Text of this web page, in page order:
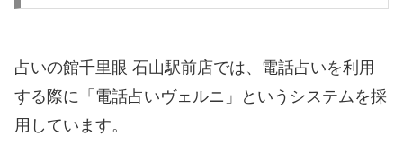
占いの館千里眼 石山駅前店では、電話占いを利用
する際に「電話占いヴェルニ」というシステムを採
用しています。